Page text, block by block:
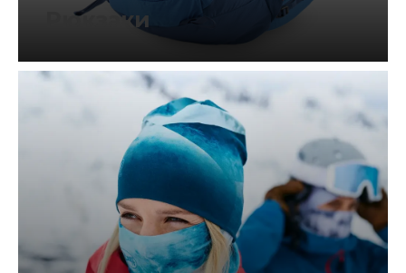
Рюкзаки